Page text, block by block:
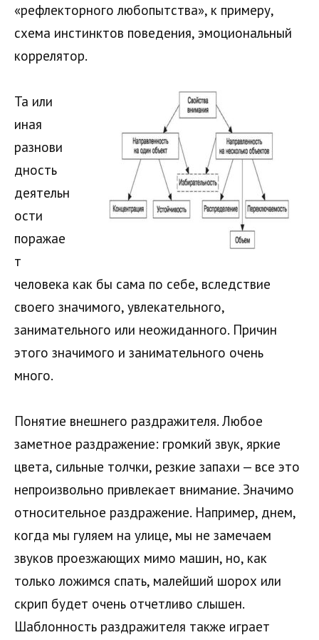
«рефлекторного любопытства», к примеру,
схема инстинктов поведения, эмоциональный
коррелятор.
Та или
иная
разнови
дность
деятельн
ости
поражае
т
человека как бы сама по себе, вследствие
своего значимого, увлекательного,
занимательного или неожиданного. Причин
этого значимого и занимательного очень
много.
Понятие внешнего раздражителя. Любое
заметное раздражение: громкий звук, яркие
цвета, сильные толчки, резкие запахи — все это
непроизвольно привлекает внимание. Значимо
относительное раздражение. Например, днем,
когда мы гуляем на улице, мы не замечаем
звуков проезжающих мимо машин, но, как
только ложимся спать, малейший шорох или
скрип будет очень отчетливо слышен.
Шаблонность раздражителя также играет